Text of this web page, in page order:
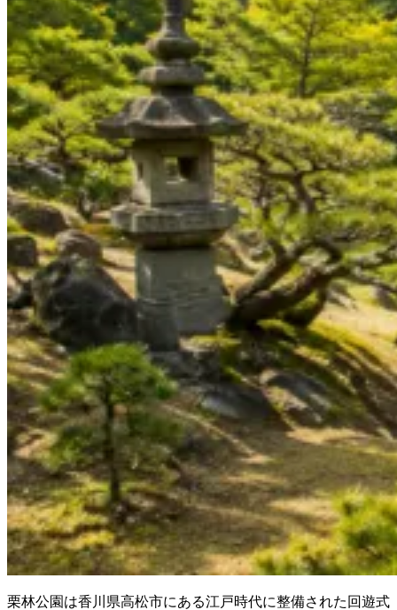
栗林公園は香川県高松市にある江戸時代に整備された回遊式